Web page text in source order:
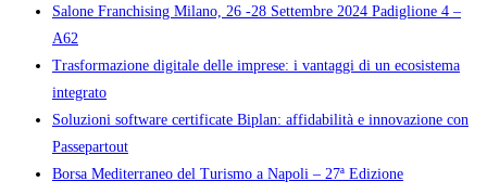
Salone Franchising Milano, 26 -28 Settembre 2024 Padiglione 4 –
A62
Trasformazione digitale delle imprese: i vantaggi di un ecosistema
integrato
Soluzioni software certificate Biplan: affidabilità e innovazione con
Passepartout
Borsa Mediterraneo del Turismo a Napoli – 27ª Edizione